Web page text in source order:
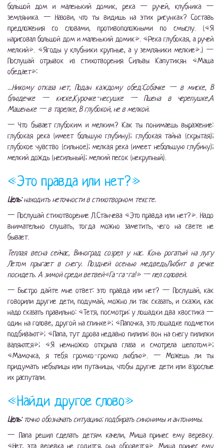
большой дом и маленький домик, река — ручей, клубника —
земляника. — Назови, что ты видишь на этих рисунках? Составь
предложения со словами, противоположными по смыслу. («Я
нарисовал большой дом и маленький домик». «Река глубокая, а ручей
мелкий». «Ягоды у клубники крупные, а у земляники мелкие».) —
Послушай отрывок из стихотворения Сильвы Капутикян «Маша
обедает»:
...Никому отказа нет, Подан каждому обед:Собачке — в миске, В
блюдечке — киске,Курочке-несушке — Пшена в черепушке,А
Машеньке — в тарелке, В глубокой, не в мелкой.
— Что бывает глубоким и мелким? Как ты понимаешь выражение:
глубокая река (имеет большую глубину); глубокая тайна (скрытая);
глубокое чувство (сильное); мелкая река (имеет небольшую глубину);
мелкий дождь (несильный); мелкий песок (некрупный).
«Это правда или нет?»
Цель:находить неточности в стихотворном тексте.
— Послушай стихотворение Л.Станчева «Это правда или нет?». Надо
внимательно слушать, тогда можно заметить, чего на свете не
бывает.
Теплая весна сейчас, Виноград созрел у нас. Конь рогатый на лугу
Летом прыгает в снегу. Поздней осенью медведьЛюбит в речке
посидеть. А зимой среди ветвей«Га-га-га!» — пел соловей.
— Быстро дайте мне ответ: это правда или нет? — Послушай, как
говорили другие дети, подумай, можно ли так сказать, и скажи, как
надо сказать правильно: «Тетя, посмотри: у лошадки два хвостика —
один на голове, другой на спинке»; «Папочка, это лошадке подметки
подбивают»; «Папа, тут дрова недавно пилили: вон на снегу пилилки
валяются»; «Я немножко открыла глаза и смотрела шепотом»;
«Мамочка, я тебя громко-громко люблю». — Можешь ли ты
придумать небылицы или путаницы, чтобы другие дети или взрослые
их распутали.
«Найди другое слово»
Цель: точно обозначать ситуацию; подбирать синонимы и антонимы.
— Папа решил сделать детям качели, Миша принес ему веревку.
«Нет, эта веревка не годится, она оборвется». Миша принес ему